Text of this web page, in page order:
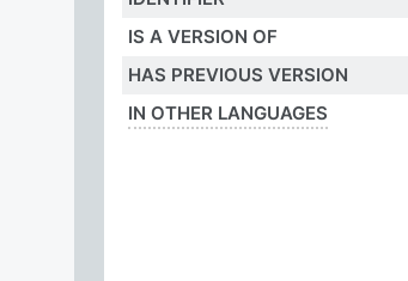
IS A VERSION OF
HAS PREVIOUS VERSION
IN OTHER LANGUAGES